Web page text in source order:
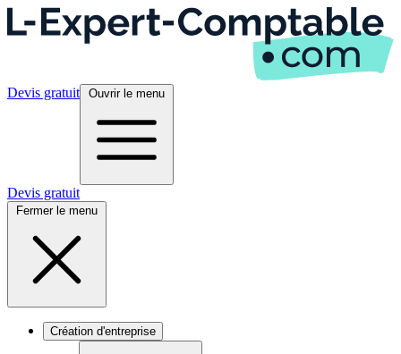
Devis gratuit Ouvrir le menu
Devis gratuit
Fermer le menu
Création d'entreprise